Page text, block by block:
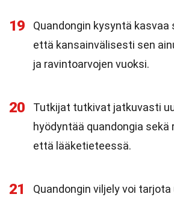
19
Quandongin kysyntä
että kansainvälisesti sen
ja ravintoarvojen vuoksi.
20
Tutkijat tutkivat jatkuvasti
hyödyntää quandongia sekä
että lääketieteessä.
21
Quandongin viljely voi